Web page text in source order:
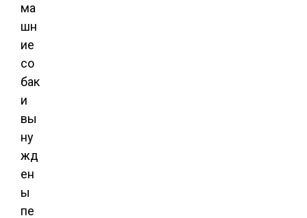
ма
шн
ие
со
бак
и
вы
ну
жд
ен
ы
пе